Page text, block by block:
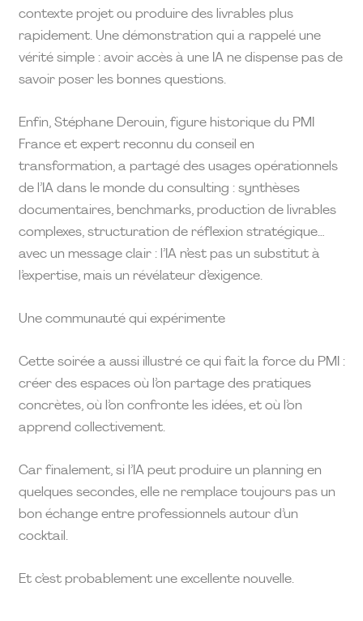
contexte projet ou produire des livrables plus
rapidement. Une démonstration qui a rappelé une
vérité simple : avoir accès à une IA ne dispense pas de
savoir poser les bonnes questions.
Enfin, Stéphane Derouin, figure historique du PMI
France et expert reconnu du conseil en
transformation, a partagé des usages opérationnels
de l’IA dans le monde du consulting : synthèses
documentaires, benchmarks, production de livrables
complexes, structuration de réflexion stratégique…
avec un message clair : l’IA n’est pas un substitut à
l’expertise, mais un révélateur d’exigence.
Une communauté qui expérimente
Cette soirée a aussi illustré ce qui fait la force du PMI :
créer des espaces où l’on partage des pratiques
concrètes, où l’on confronte les idées, et où l’on
apprend collectivement.
Car finalement, si l’IA peut produire un planning en
quelques secondes, elle ne remplace toujours pas un
bon échange entre professionnels autour d’un
cocktail.
Et c’est probablement une excellente nouvelle.